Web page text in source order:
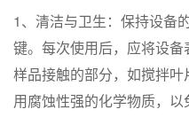
1、清洁与卫生：保持设备
键。每次使用后，应将设
样品接触的部分，如搅拌
用腐蚀性强的化学物质，以